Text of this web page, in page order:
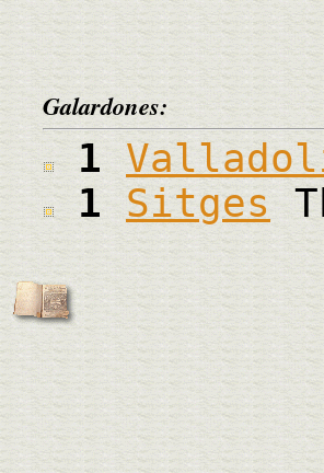
Galardones:
1
1Sitges